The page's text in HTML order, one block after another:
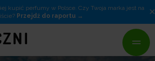
kupić perfumy w Polsce. Czy Twoja marka jest na
Przejdź do raportu ×